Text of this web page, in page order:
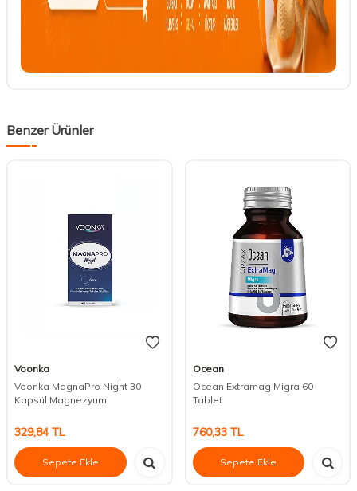
Benzer Ürünler
Voonka
Voonka MagnaPro Night 30
Kapsül Magnezyum
329,84 TL
Sepete Ekle
Ocean
Ocean Extramag Migra 60
Tablet
760,33TL
Sepete Ekle